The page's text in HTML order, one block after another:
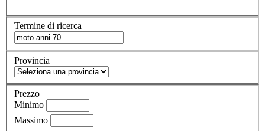
Termine di ricerca
Provincia
Prezzo
Minimo
Massimo